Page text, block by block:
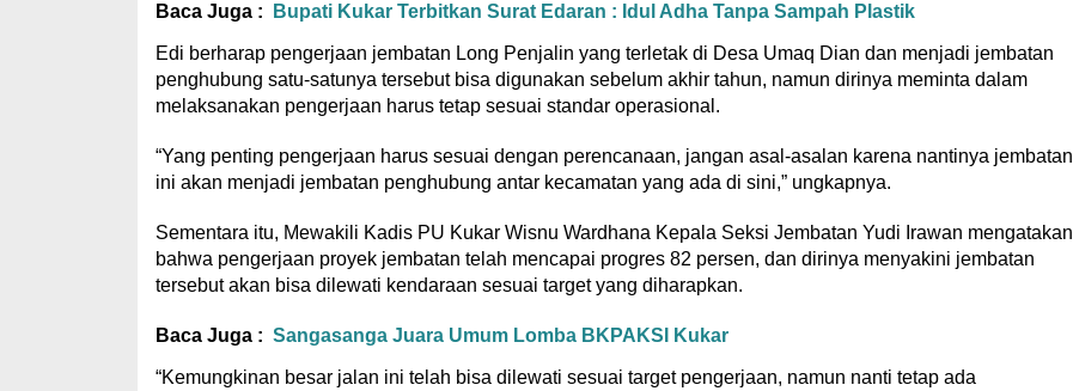
Baca Juga : Bupati Kukar Terbitkan Surat Edaran : Idul Adha Tanpa Sampah Plastik
Edi berharap pengerjaan jembatan Long Penjalin yang terletak di Desa Umaq Dian dan menjadi jembatan
penghubung satu-satunya tersebut bisa digunakan sebelum akhir tahun, namun dirinya meminta dalam
melaksanakan pengerjaan harus tetap sesuai standar operasional.
“Yang penting pengerjaan harus sesuai dengan perencanaan, jangan asal-asalan karena nantinya jembatan
ini akan menjadi jembatan penghubung antar kecamatan yang ada di sini,” ungkapnya.
Sementara itu, Mewakili Kadis PU Kukar Wisnu Wardhana Kepala Seksi Jembatan Yudi Irawan mengatakan
bahwa pengerjaan proyek jembatan telah mencapai progres 82 persen, dan dirinya menyakini jembatan
tersebut akan bisa dilewati kendaraan sesuai target yang diharapkan.
Baca Juga : Sangasanga Juara Umum Lomba BKPAKSI Kukar
“Kemungkinan besar jalan ini telah bisa dilewati sesuai target pengerjaan, namun nanti tetap ada